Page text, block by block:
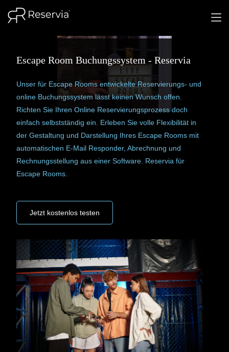
Escape Room Buchungssystem - Reservia
Unser für Escape Rooms entwickelte Reservierungs- und
online Buchungssystem lässt keinen Wunsch offen.
Richten Sie Ihren Online Reservierungsprozess doch
einfach selbstständig ein. Erleben Sie volle Flexibilität in
der Gestaltung und Darstellung Ihres Escape Rooms mit
automatischen E-Mail Responder, Abrechnung und
Rechnungsstellung aus einer Software. Reservia für
Escape Rooms.